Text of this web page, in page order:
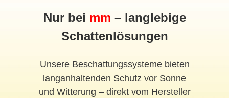
Nur bei mm – langlebige
Schattenlösungen
Unsere Beschattungssysteme bieten
langanhaltenden Schutz vor Sonne
und Witterung – direkt vom Hersteller